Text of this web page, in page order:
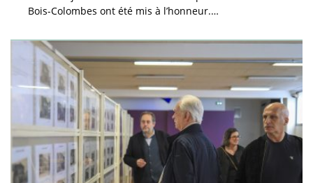
Bois-Colombes ont été mis à l’honneur.…